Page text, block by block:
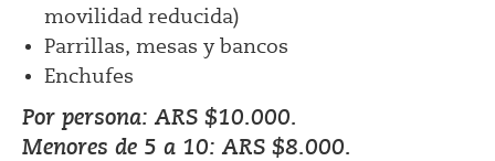
movilidad reducida)
Parrillas, mesas y bancos
Enchufes
Por persona: ARS $10.000.
Menores de 5 a 10: ARS $8.000.